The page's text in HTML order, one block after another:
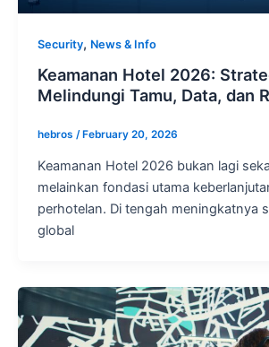
Security, News & Info
Keamanan Hotel 2026:
Melindungi Tamu, Data, dan
hebros /February 20, 2026
Keamanan Hotel 2026 bukan lagi
melainkan fondasi utama
perhotelan. Di tengah meningkatnya
global